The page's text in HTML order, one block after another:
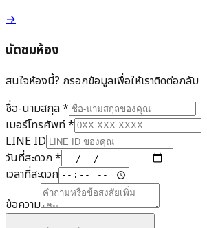
→
นัดชมห้อง
สนใจห้องนี้? กรอกข้อมูลเพื่อให้เราติดต่อกลับ
ชื่อ-นามสกุล*
เบอร์โทรศัพท์*
LINE ID
วันที่สะดวก*
เวลาที่สะดวก
ข้อความ